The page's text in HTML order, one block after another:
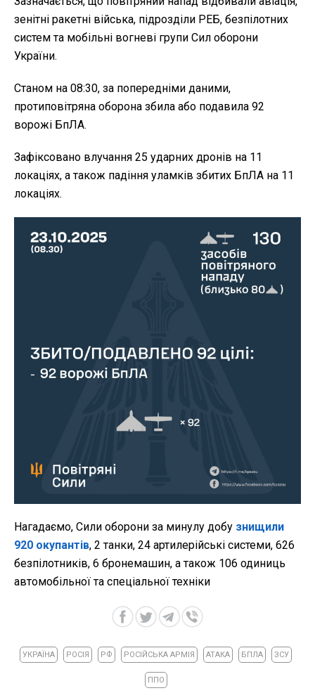
зенітні ракетні війська, підрозділи РЕБ, безпілотних
систем та мобільні вогневі групи Сил оборони
України.
Станом на 08:30, за попередніми даними,
протиповітряна оборона збила або подавила 92
ворожі БпЛА.
Зафіксовано влучання 25 ударних дронів на 11
локаціях, а також падіння уламків збитих БпЛА на 11
локаціях.
Нагадаємо, Сили оборони за минулу добу знищили
920 окупантів, 2 танки, 24 артилерійські системи, 626
безпілотників, 6 бронемашин, а також 106 одиниць
автомобільної та спеціальної техніки
УКРАЇНА РОСІЯ РФ РОСІЙСЬКА АРМІЯ АТАКА БПЛА ЗСУ
ППО